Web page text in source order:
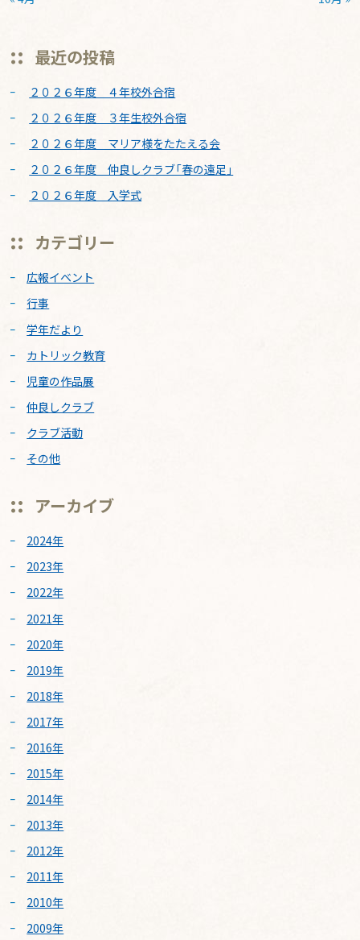
最近の投稿
２０２６年度 ４年校外合宿
２０２６年度 ３年生校外合宿
２０２６年度 マリア様をたたえる会
２０２６年度 仲良しクラブ「春の遠足」
２０２６年度 入学式
カテゴリー
広報イベント
行事
学年だより
カトリック教育
児童の作品展
仲良しクラブ
クラブ活動
その他
アーカイブ
2024年
2023年
2022年
2021年
2020年
2019年
2018年
2017年
2016年
2015年
2014年
2013年
2012年
2011年
2010年
2009年